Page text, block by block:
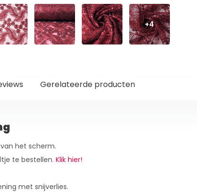
+4
Gerelateerde producten
het scherm.
te bestellen. Klik hier!
met snijverlies.